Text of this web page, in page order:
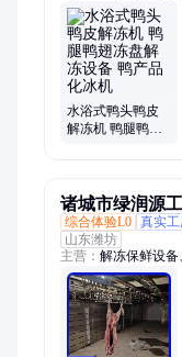
机、蒸煮漂烫机、
干机、洗框机、振
水浴式鸭头鸭皮
解冻机 鸭腿鸭翅
诸城市绿润源
综合体验L0 真实
山东潍坊
主营： 解冻保鲜设备
柜、大型解冻设备
化冻设备